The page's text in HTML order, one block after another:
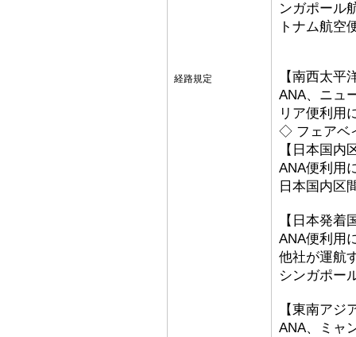
経路規定
ンガポール
トナム航空
【南西太平
ANA、ニュ
リア便利用
◇ フェアベ
【日本国内
ANA便利用
日本国内区
【日本発着
ANA便利用
他社が運航
シンガポー
【東南アジ
ANA、ミャ